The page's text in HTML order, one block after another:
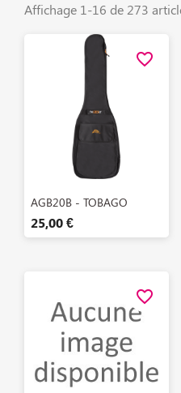
Affichage 1-16 de 273
Aperçu rapide
AGB20B - TOBAGO
25,00 €
favorite_border
favorite_border